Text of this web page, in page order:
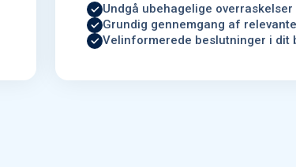
Undgå ubehagelige overraskelser
Grundig gennemgang af
Velinformerede beslutninger i dit